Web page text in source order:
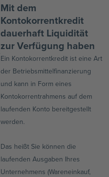
Mit dem
Kontokorrentkredit
dauerhaft Liquidität
zur Verfügung haben
Ein Kontokorrentkredit ist eine Art
der Betriebsmittelfinanzierung
und kann in Form eines
Kontokorrentrahmens auf dem
laufenden Konto bereitgestellt
werden.
Das heißt Sie können die
laufenden Ausgaben Ihres
Unternehmens (Wareneinkauf,